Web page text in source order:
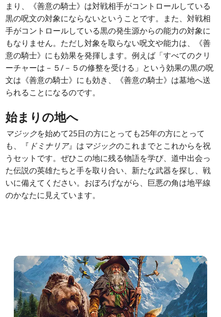
まり、《善意の騎士》は対戦相手がコントロールしている
黒の呪文の対象にならないということです。また、対戦相
手がコントロールしている黒の発生源からの能力の対象に
もなりません。ただし対象を取らない呪文や能力は、《善
意の騎士》にも効果を発揮します。例えば「すべてのクリ
ーチャーは－５/－５の修整を受ける」という効果の黒の呪
文は《善意の騎士》にも効き、《善意の騎士》は墓地へ送
られることになるのです。
始まりの地へ
マジックを始めて25日の方にとっても25年の方にとって
も、『 ドミナリア』はマジックのこれまでとこれからを祝
うセットです。ぜひこの地に残る物語を学び、道中出会っ
た伝説の英雄たちと手を取り合い、新たな武器を探し、戦
いに備えてください。おぼろげながら、巨悪の角は地平線
のかなたに見えています。